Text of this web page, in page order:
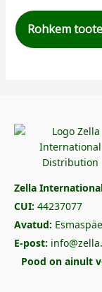
Rohkem
Zella
CUI: 44237077
Avatud:
E-post:
Pood on ainult